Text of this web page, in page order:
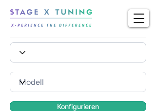
Konfigurieren